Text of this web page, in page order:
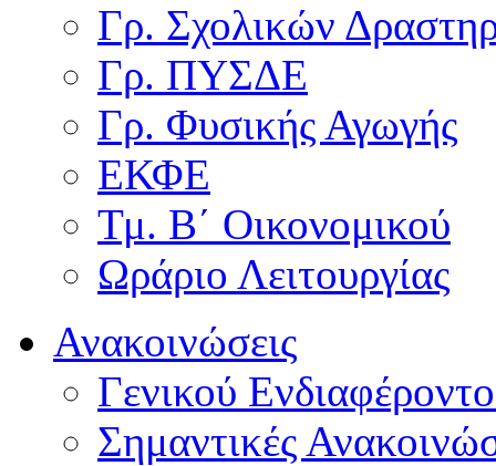
Γρ. Σχολικών
Γρ. ΠΥΣΔΕ
Γρ. Φυσικής Αγωγής
ΕΚΦΕ
Τμ. Β΄ Οικονομικού
Ωράριο Λειτουργίας
Ανακοινώσεις
Γενικού
Σημαντικές